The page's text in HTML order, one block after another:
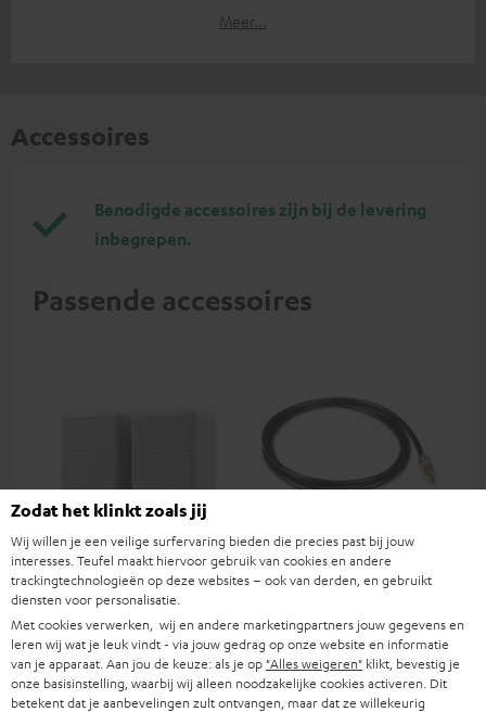
Meer...
Accessoires
Benodigde accessoires zijn bij de levering
inbegrepen.
Passende accessoires
EFFEKT 2
Draadloos, actieve
stereospeakers om
compatibele Teufel speakers
naar een surround systeem uit
te breiden
€ 399,99
Optische digitaalkabel 1.5m
- C7515O
Verbindingskabel digitaal
optisch TOSLINK / 3,5 mm
mini TOSLINK
€ 19,99
Zodat het klinkt zoals jij
Wij willen je een veilige surfervaring bieden die precies past bij jouw
interesses. Teufel maakt hiervoor gebruik van cookies en andere
trackingtechnologieën op deze websites – ook van derden, en gebruikt
diensten voor personalisatie.
Met cookies verwerken, wij en andere marketingpartners jouw gegevens en
leren wij wat je leuk vindt - via jouw gedrag op onze website en informatie
van je apparaat. Aan jou de keuze: als je op "Alles weigeren" klikt, bevestig je
onze basisinstelling, waarbij wij alleen noodzakelijke cookies activeren. Dit
betekent dat je aanbevelingen zult ontvangen, maar dat ze willekeurig